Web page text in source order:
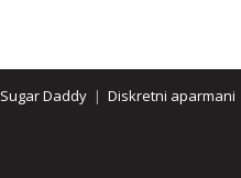
Sugar Daddy | Diskretni aparmani